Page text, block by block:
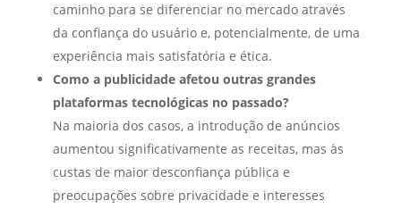
caminho para se diferenciar no mercado através
da confiança do usuário e, potencialmente, de uma
experiência mais satisfatória e ética.
Como a publicidade afetou outras grandes
plataformas tecnológicas no passado?
Na maioria dos casos, a introdução de anúncios
aumentou significativamente as receitas, mas às
custas de maior desconfiança pública e
preocupações sobre privacidade e interesses